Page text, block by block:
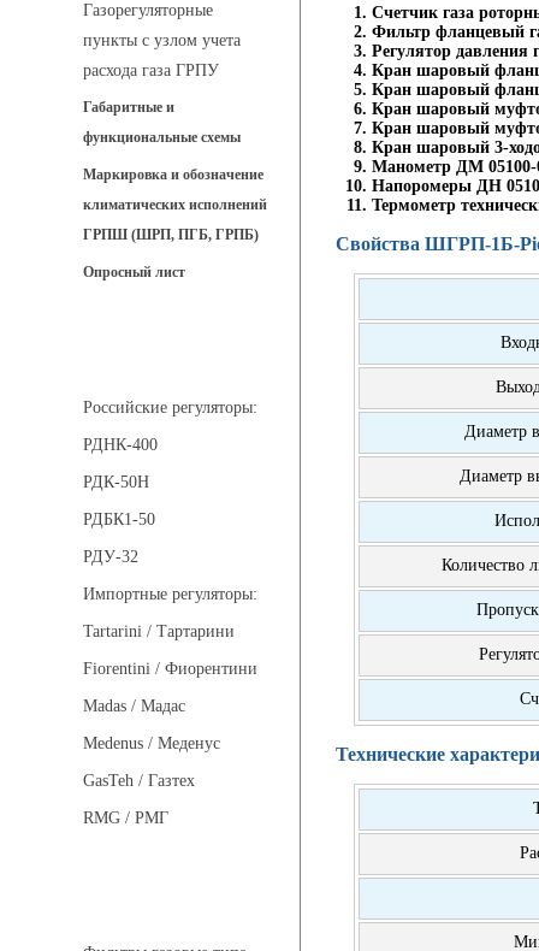
Газорегуляторные
пункты с узлом учета
расхода газа ГРПУ
Габаритные и
функциональные схемы
Маркировка и обозначение
климатических исполнений
ГРПШ (ШРП, ПГБ, ГРПБ)
Опросный лист
Российские регуляторы:
РДНК-400
РДК-50Н
РДБК1-50
РДУ-32
Импортные регуляторы:
Tartarini / Тартарини
Fiorentini / Фиорентини
Madas / Мадас
Medenus / Меденус
GasTeh / Газтех
RMG / РМГ
Счетчик газа
Фильтр фланцевый
Регулятор
Кран шаровый
Кран шаровый
Кран шаровый
Кран шаровый
Кран шаровый 3-
Манометр ДМ
Напоромеры ДН
Термометр
Свойства ШГРП-1Б-
Диаметр
Диаметр
Количество
Технические